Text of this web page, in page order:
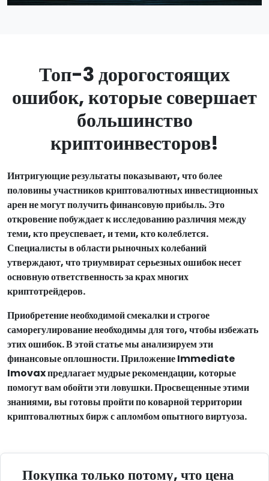
Топ-3 дорогостоящих
ошибок, которые совершает
большинство
криптоинвесторов!
Интригующие результаты показывают, что более
половины участников криптовалютных инвестиционных
арен не могут получить финансовую прибыль. Это
откровение побуждает к исследованию различия между
теми, кто преуспевает, и теми, кто колеблется.
Специалисты в области рыночных колебаний
утверждают, что триумвират серьезных ошибок несет
основную ответственность за крах многих
криптотрейдеров.
Приобретение необходимой смекалки и строгое
саморегулирование необходимы для того, чтобы избежать
этих ошибок. В этой статье мы анализируем эти
финансовые оплошности. Приложение Immediate
Imovax предлагает мудрые рекомендации, которые
помогут вам обойти эти ловушки. Просвещенные этими
знаниями, вы готовы пройти по коварной территории
криптовалютных бирж с апломбом опытного виртуоза.
Покупка только потому, что цена